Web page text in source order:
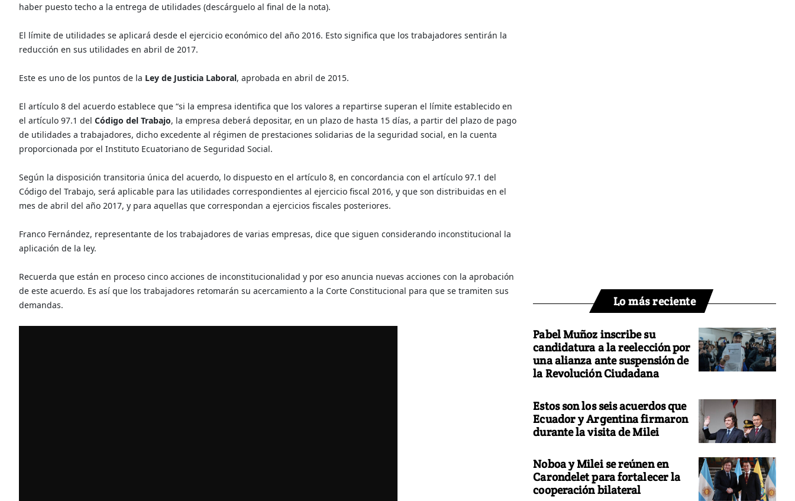
haber puesto techo a la entrega de utilidades (descárguelo al final de la nota).
El límite de utilidades se aplicará desde el ejercicio económico del año 2016. Esto significa que los trabajadores sentirán la
reducción en sus utilidades en abril de 2017.
Este es uno de los puntos de la Ley de Justicia Laboral, aprobada en abril de 2015.
El artículo 8 del acuerdo establece que “si la empresa identifica que los valores a repartirse superan el límite establecido en
el artículo 97.1 del Código del Trabajo, la empresa deberá depositar, en un plazo de hasta 15 días, a partir del plazo de pago
de utilidades a trabajadores, dicho excedente al régimen de prestaciones solidarias de la seguridad social, en la cuenta
proporcionada por el Instituto Ecuatoriano de Seguridad Social.
Según la disposición transitoria única del acuerdo, lo dispuesto en el artículo 8, en concordancia con el artículo 97.1 del
Código del Trabajo, será aplicable para las utilidades correspondientes al ejercicio fiscal 2016, y que son distribuidas en el
mes de abril del año 2017, y para aquellas que correspondan a ejercicios fiscales posteriores.
Franco Fernández, representante de los trabajadores de varias empresas, dice que siguen considerando inconstitucional la
aplicación de la ley.
Recuerda que están en proceso cinco acciones de inconstitucionalidad y por eso anuncia nuevas acciones con la aprobación
de este acuerdo. Es así que los trabajadores retomarán su acercamiento a la Corte Constitucional para que se tramiten sus
demandas.
Lo más reciente
Pabel Muñoz inscribe su
candidatura a la reelección por
una alianza ante suspensión de
la Revolución Ciudadana
Estos son los seis acuerdos que
Ecuador y Argentina firmaron
durante la visita de Milei
Noboa y Milei se reúnen en
Carondelet para fortalecer la
cooperación bilateral